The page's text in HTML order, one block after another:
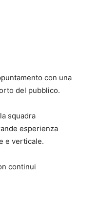
con una
del pubblico.
squadra
esperienza
e verticale.
continui